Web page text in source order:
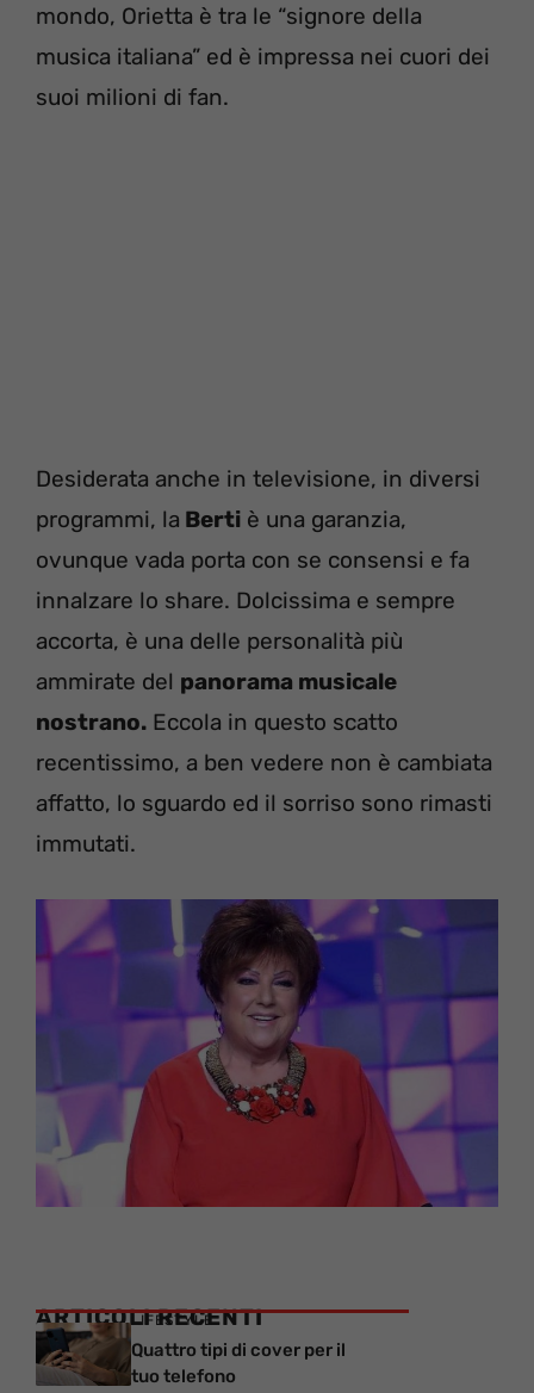
mondo, Orietta è tra le “signore della
musica italiana” ed è impressa nei cuori dei
suoi milioni di fan.
Desiderata anche in televisione, in diversi
programmi, la Berti è una garanzia,
ovunque vada porta con se consensi e fa
innalzare lo share. Dolcissima e sempre
accorta, è una delle personalità più
ammirate del panorama musicale
nostrano. Eccola in questo scatto
recentissimo, a ben vedere non è cambiata
affatto, lo sguardo ed il sorriso sono rimasti
immutati.
ARTICOLI RECENTI
LIFESTYLE
Quattro tipi di cover per il
tuo telefono